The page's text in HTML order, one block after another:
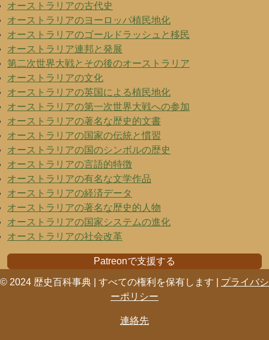
オーストラリアの古代史
オーストラリアのヨーロッパ植民地化
オーストラリアのゴールドラッシュと移民
オーストラリア連邦と発展
第二次世界大戦とその後のオーストラリア
オーストラリアの文化
オーストラリアの英国による植民地化
オーストラリアの第一次世界大戦への参加
オーストラリアの著名な歴史的文書
オーストラリアの国家の伝統と慣習
オーストラリアの国のシンボルの歴史
オーストラリアの言語的特徴
オーストラリアの有名な文学作品
オーストラリアの経済データ
オーストラリアの著名な歴史的人物
オーストラリアの国家システムの進化
オーストラリアの社会改革
Patreonで支援する
© 2024 歴史百科事典 | すべての権利を保有します | プライバシ
ーポリシー
連絡先